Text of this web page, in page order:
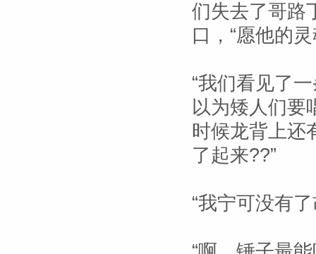
们失去了哥路
口，“愿他的
“我们看见了
以为矮人们要
时候龙背上还
了起来??”
“我宁可没有